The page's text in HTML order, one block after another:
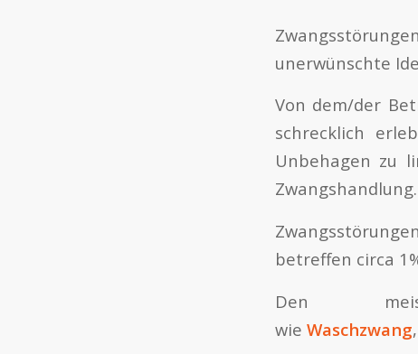
unerwünschte
Von dem/der
schrecklich
Unbehagen zu
Zwangshandlung.
betreffen circa
Den
wie Waschzwang,